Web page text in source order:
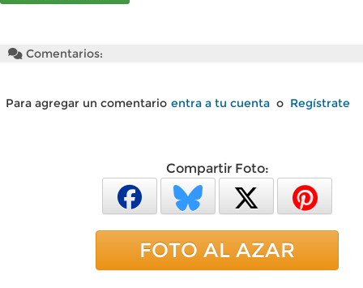
Comentarios:
Para agregar un comentario entra a tu cuenta o Regístrate
Compartir Foto:
FOTO AL AZAR